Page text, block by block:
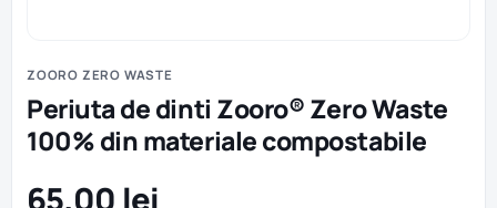
ZOORO ZERO WASTE
Periuta de dinti Zooro® Zero Waste
100% din materiale compostabile
65,00 lei